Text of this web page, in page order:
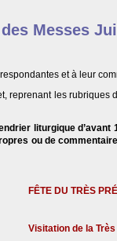
Messes
et à leur
reprenant les rubriques
liturgique
ou de
FÊTE DU TRÈS
Visitation de la